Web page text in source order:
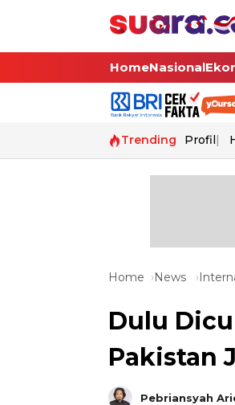
HomeNasional
Trending Profil
Home News
Dulu
Pakistan
Pebriansyah